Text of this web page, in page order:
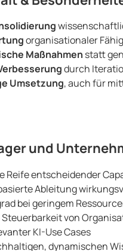
organisationaler
Maßnahmen statt
durch
Umsetzung, auch für
und
Reife entscheidender
Ableitung
bei geringem
von
KI-Use Cases
dynamischen